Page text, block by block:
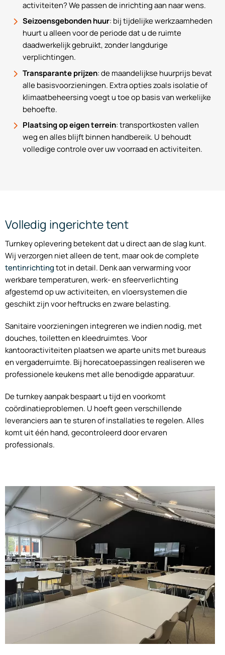
activiteiten? We passen de inrichting aan naar wens.
Seizoensgebonden huur: bij tijdelijke werkzaamheden
huurt u alleen voor de periode dat u de ruimte
daadwerkelijk gebruikt, zonder langdurige
verplichtingen.
Transparante prijzen: de maandelijkse huurprijs bevat
alle basisvoorzieningen. Extra opties zoals isolatie of
klimaatbeheersing voegt u toe op basis van werkelijke
behoefte.
Plaatsing op eigen terrein: transportkosten vallen
weg en alles blijft binnen handbereik. U behoudt
volledige controle over uw voorraad en activiteiten.
Volledig ingerichte tent
Turnkey oplevering betekent dat u direct aan de slag kunt.
Wij verzorgen niet alleen de tent, maar ook de complete
tentinrichtingtot in detail. Denk aan verwarming voor
werkbare temperaturen, werk- en sfeerverlichting
afgestemd op uw activiteiten, en vloersystemen die
geschikt zijn voor heftrucks en zware belasting.
Sanitaire voorzieningen integreren we indien nodig, met
douches, toiletten en kleedruimtes. Voor
kantooractiviteiten plaatsen we aparte units met bureaus
en vergaderruimte. Bij horecatoepassingen realiseren we
professionele keukens met alle benodigde apparatuur.
De turnkey aanpak bespaart u tijd en voorkomt
coördinatieproblemen. U hoeft geen verschillende
leveranciers aan te sturen of installaties te regelen. Alles
komt uit één hand, gecontroleerd door ervaren
professionals.